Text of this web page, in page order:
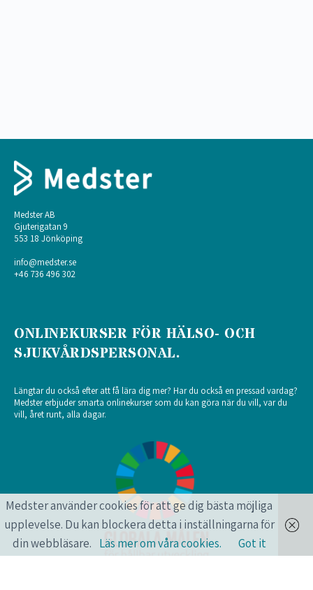
Medster AB
Gjuterigatan 9
553 18 Jönköping
info@medster.se
+46 736 496 302
ONLINEKURSER FÖR HÄLSO- OCH
SJUKVÅRDSPERSONAL.
Längtar du också efter att få lära dig mer? Har du också en pressad vardag?
Medster erbjuder smarta onlinekurser som du kan göra när du vill, var du
vill, året runt, alla dagar.
Medster använder cookies för att ge dig bästa möjliga
upplevelse. Du kan blockera detta i inställningarna för
din webbläsare. Läs mer om våra cookies. Got it